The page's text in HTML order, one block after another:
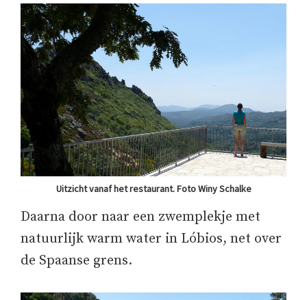
Uitzicht vanaf het restaurant. Foto Winy Schalke
Daarna door naar een zwemplekje met
natuurlijk warm water in Lóbios, net over
de Spaanse grens.